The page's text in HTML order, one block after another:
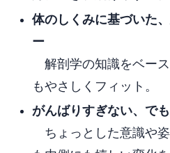
体のしくみに基づいた
ー
解剖学の知識をベー
もやさしくフィット。
がんばりすぎない、で
ちょっとした意識や